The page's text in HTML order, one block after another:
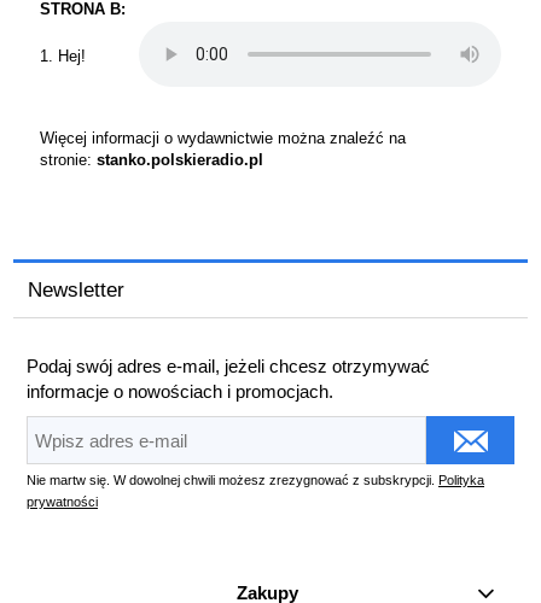
STRONA B:
1. Hej!
Więcej informacji o wydawnictwie można znaleźć na
stronie: stanko.polskieradio.pl
Newsletter
Podaj swój adres e-mail, jeżeli chcesz otrzymywać
informacje o nowościach i promocjach.
Nie martw się. W dowolnej chwili możesz zrezygnować z subskrypcji.
Polityka
prywatności
Zakupy